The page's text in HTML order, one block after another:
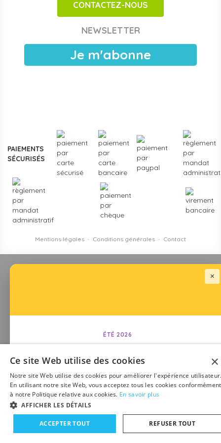
Ajouter au panier
Achats publics et facturation Chorus Pro
publiques, EAJE municipales et services pétite enfance
électronique, livraison France entière. Voir les
devis pour collectivités.
ou un renouvellement de matériel.
CONTACTEZ-NOUS
NEWSLETTER
Je m'abonne
PAIEMENTS
SÉCURISÉS
Mentions légales - Conditions générales - Contact
×
ÉTÉ 2026
Les commandes passées pendant l'été seront expédiées
dès le 24 août. La boutique et les demandes de devis
restent ouvertes tout l'été.
Demander un devis
×
Ce site Web utilise des cookies
Notre site Web utilise des cookies pour améliorer l'expérience
En utilisant notre site Web, vous acceptez tous les cookies conformément
à notre Politique relative aux cookies. En savoir plus
AFFICHER LES DÉTAILS
ACCEPTER TOUT REFUSER TOUT